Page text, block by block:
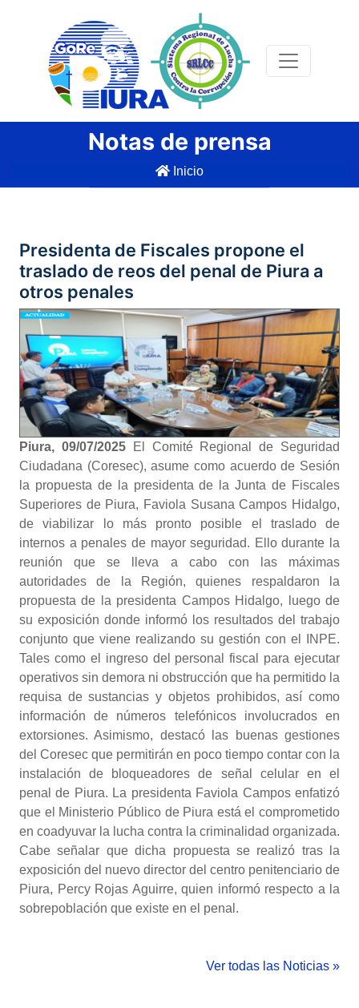
Notas de prensa
Inicio
Presidenta de Fiscales propone el
traslado de reos del penal de Piura a
otros penales
Piura, 09/07/2025
El Comité Regional de Seguridad
Ciudadana (Coresec), asume como acuerdo de Sesión
la propuesta de la presidenta de la Junta de Fiscales
Superiores de Piura, Faviola Susana Campos Hidalgo,
de viabilizar lo más pronto posible el traslado de
internos a penales de mayor seguridad. Ello durante la
reunión que se lleva a cabo con las máximas
autoridades de la Región, quienes respaldaron la
propuesta de la presidenta Campos Hidalgo, luego de
su exposición donde informó los resultados del trabajo
conjunto que viene realizando su gestión con el INPE.
Tales como el ingreso del personal fiscal para ejecutar
operativos sin demora ni obstrucción que ha permitido la
requisa de sustancias y objetos prohibidos, así como
información de números telefónicos involucrados en
extorsiones. Asimismo, destacó las buenas gestiones
del Coresec que permitirán en poco tiempo contar con la
instalación de bloqueadores de señal celular en el
penal de Piura. La presidenta Faviola Campos enfatizó
que el Ministerio Público de Piura está el comprometido
en coadyuvar la lucha contra la criminalidad organizada.
Cabe señalar que dicha propuesta se realizó tras la
exposición del nuevo director del centro penitenciario de
Piura, Percy Rojas Aguirre, quien informó respecto a la
sobrepoblación que existe en el penal.
Ver todas las Noticias »